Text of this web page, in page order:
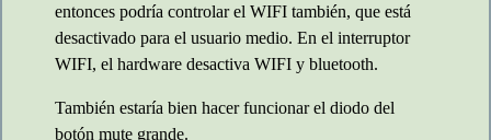
entonces podría controlar el WIFI también, que está
desactivado para el usuario medio. En el interruptor
WIFI, el hardware desactiva WIFI y bluetooth.
También estaría bien hacer funcionar el diodo del
botón mute grande.